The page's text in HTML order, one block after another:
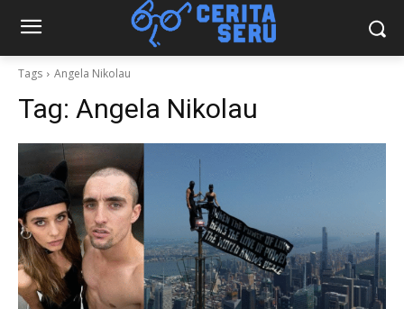
Tags Angela Nikolau
Tag: Angela Nikolau